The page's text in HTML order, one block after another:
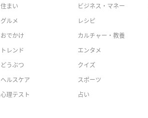
住まい
ビジネス・マネー
グルメ
レシピ
おでかけ
カルチャー・教養
トレンド
エンタメ
どうぶつ
クイズ
ヘルスケア
スポーツ
心理テスト
占い